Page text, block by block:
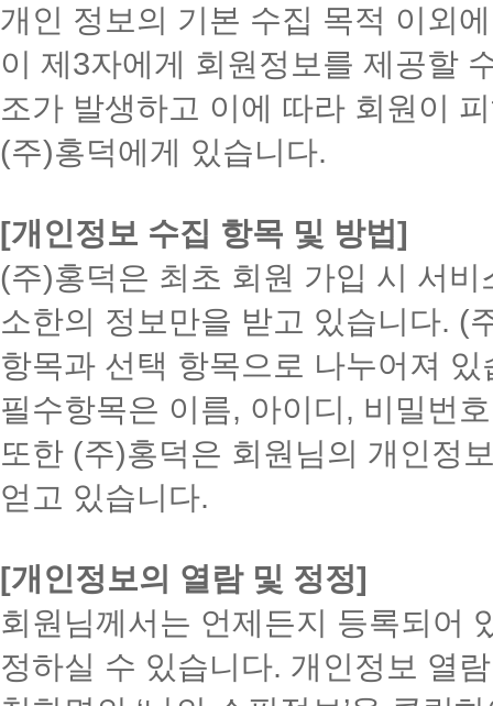
개인 정보의 기본 수집 목적 이외
이 제3자에게 회원정보를 제공할
조가 발생하고 이에 따라 회원이
(주)홍덕에게 있습니다.
[개인정보 수집 항목 및 방법]
(주)홍덕은 최초 회원 가입 시 서
소한의 정보만을 받고 있습니다. (
항목과 선택 항목으로 나누어져 있
필수항목은 이름, 아이디, 비밀번
또한 (주)홍덕은 회원님의 개인정
얻고 있습니다.
[개인정보의 열람 및 정정]
회원님께서는 언제든지 등록되어
정하실 수 있습니다. 개인정보 열